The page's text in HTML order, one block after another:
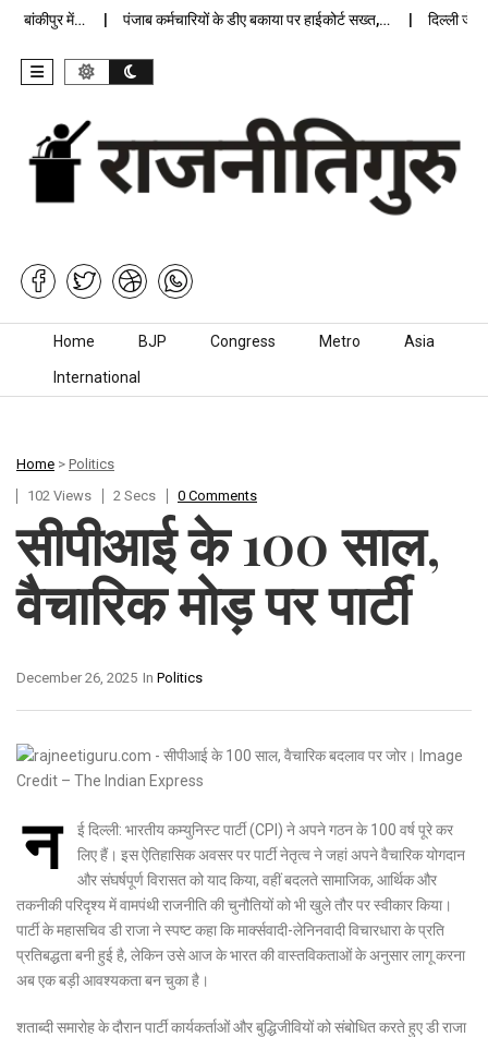
में… पंजाब कर्मचारियों के डीए बकाया पर हाईकोर्ट सख्त,… दिल्ली जेलों
Skip to content
Home BJP Congress Metro Asia
International
Home > Politics
102 Views
2 Secs 0 Comments
सीपीआई के 100 साल,
वैचारिक मोड़ पर पार्टी
In Politics
December 26, 2025
न
ई दिल्ली: भारतीय कम्युनिस्ट पार्टी (CPI) ने अपने गठन के 100 वर्ष पूरे कर
लिए हैं। इस ऐतिहासिक अवसर पर पार्टी नेतृत्व ने जहां अपने वैचारिक योगदान
और संघर्षपूर्ण विरासत को याद किया, वहीं बदलते सामाजिक, आर्थिक और
तकनीकी परिदृश्य में वामपंथी राजनीति की चुनौतियों को भी खुले तौर पर स्वीकार किया।
पार्टी के महासचिव डी राजा ने स्पष्ट कहा कि मार्क्सवादी-लेनिनवादी विचारधारा के प्रति
प्रतिबद्धता बनी हुई है, लेकिन उसे आज के भारत की वास्तविकताओं के अनुसार लागू करना
अब एक बड़ी आवश्यकता बन चुका है।
शताब्दी समारोह के दौरान पार्टी कार्यकर्ताओं और बुद्धिजीवियों को संबोधित करते हुए डी राजा